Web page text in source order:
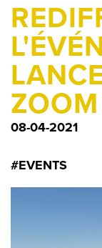
ZOOM
08-04-2021
#EVENTS